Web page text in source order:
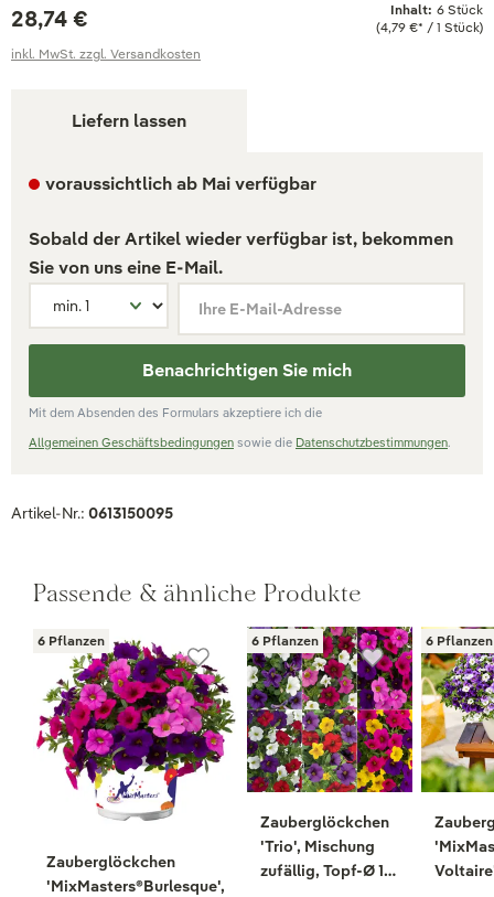
28,74 € Inhalt: 6 Stück
(4,79 €* / 1 Stück)
inkl. MwSt. zzgl. Versandkosten
Liefern lassen
voraussichtlich ab Mai verfügbar
Sobald der Artikel wieder verfügbar ist, bekommen
Sie von uns eine E-Mail.
Ihre E-Mail-Adresse
Benachrichtigen Sie mich
Mit dem Absenden des Formulars akzeptiere ich die
Allgemeinen Geschäftsbedingungen sowie die Datenschutzbestimmungen.
Artikel-Nr.: 0613150095
Passende & ähnliche Produkte
6 Pflanzen
Zauberglöckchen
'MixMasters®Burlesque',
6 Pflanzen
Zauberglöckchen
'Trio', Mischung
zufällig, Topf-Ø 12
6 Pflanzen